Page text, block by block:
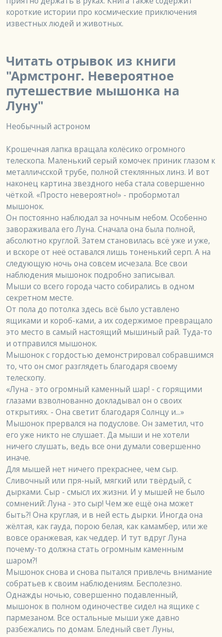
короткие истории про космические приключения
известных людей и животных.
Читать отрывок из книги
"Армстронг. Невероятное
путешествие мышонка на
Луну"
Необычный астроном
Крошечная лапка вращала колёсико огромного
телескопа. Маленький серый комочек приник глазом к
металличсской трубе, полной стеклянных линз. И вот
наконец картина звездного неба стала совершенно
чёткой. «Просто невероятно!» - пробормотал
мышонок.
Он постоянно наблюдал за ночным небом. Особенно
завораживала его Луна. Сначала она была полной,
абсолютно круглой. Затем становилась всё уже и уже,
и вскоре от неё оставался лишь тоненький серп. А на
следующую ночь она совсем исчезала. Все свои
наблюдения мышонок подробно записывал.
Мыши со всего города часто собирались в одном
секретном месте.
От пола до потолка здесь всё было уставлено
ящиками и короб-ками, а их содержимое превращало
это место в самый настоящий мышиный рай. Туда-то
и отправился мышонок.
Мышонок с гордостью демонстрировал собравшимся
то, что он смог разглядеть благодаря своему
телескопу.
«Луна - это огромный каменный шар! - с горящими
глазами взволнованно докладывал он о своих
открытиях. - Она светит благодаря Солнцу и...»
Мышонок прервался на подуслове. Он заметил, что
его уже никто не слушает. Да мыши и не хотели
ничего слушать, ведь все они думали совершенно
иначе.
Для мышей нет ничего прекраснее, чем сыр.
Сливочный или пря-ный, мягкий или твёрдый, с
дырками. Сыр - смысл их жизни. И у мышей не было
сомнений: Луна - это сыр! Чем же ещё она может
быть?! Она круглая, и в ней есть дырки. Иногда она
жёлтая, как гауда, порою белая, как камамбер, или же
вовсе оранжевая, как чеддер. И тут вдруг Луна
почему-то должна стать огромным каменным
шаром?!
Мышонок снова и снова пытался привлечь внимание
собратьев к своим наблюдениям. Бесполезно.
Однажды ночью, совершенно подавленный,
мышонок в полном одиночестве сидел на ящике с
пармезаном. Все остальные мыши уже давно
разбежались по домам. Бледный свет Луны,